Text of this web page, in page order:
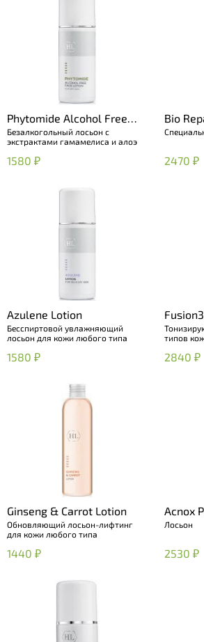
Phytomide Alcohol Free
Face Lotion
Безалкогольный лосьон с
экстрактами гамамелиса и алоэ
1580 ₽
Bio
2470 ₽
Azulene Lotion
Бесспиртовой увлажняющий
лосьон для кожи любого типа
1580 ₽
типов
2840 ₽
Ginseng & Carrot Lotion
Обновляющий лосьон-лифтинг
для кожи любого типа
1440 ₽
Acnox
Лосьон
2530 ₽